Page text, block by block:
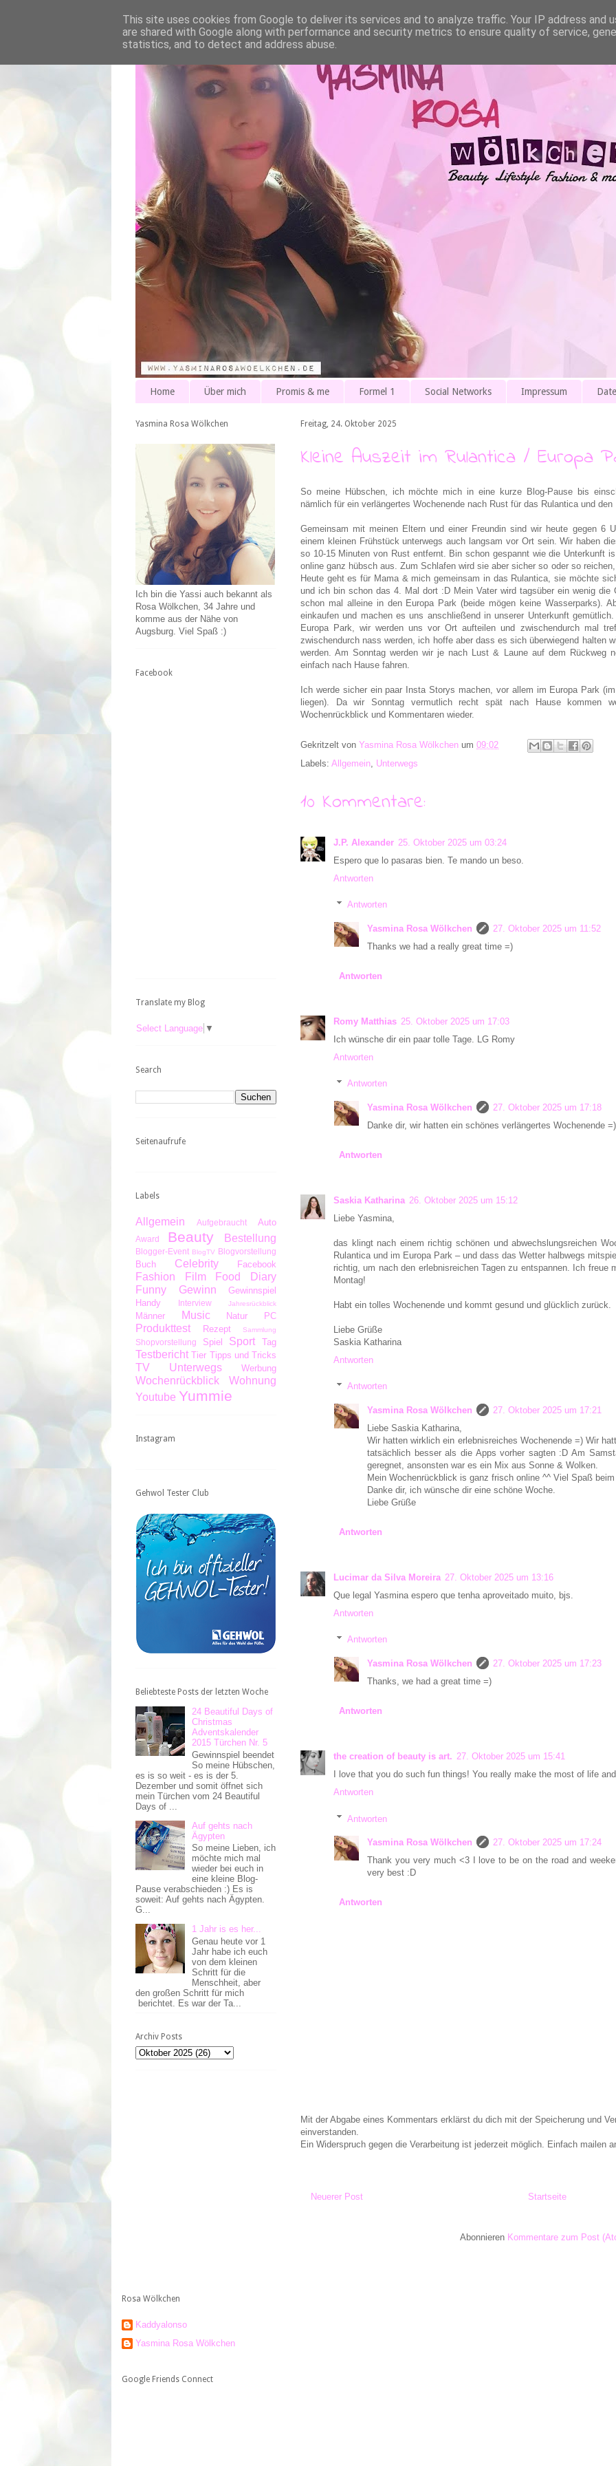
Home Über mich Promis & me Formel 1 Social Networks Impressum
Freitag, 24. Oktober 2025
Kleine Auszeit im Rulantica / Europa
So meine Hübschen, ich möchte mich in eine kurze Blog-Pause bis
nämlich für ein verlängertes Wochenende nach Rust für das Rulantica und den
Gemeinsam mit meinen Eltern und einer Freundin sind wir heute gegen 6
einem kleinen Frühstück unterwegs auch langsam vor Ort sein. Wir haben
so 10-15 Minuten von Rust entfernt. Bin schon gespannt wie die Unterkunft
online ganz hübsch aus. Zum Schlafen wird sie aber sicher so oder so
Heute geht es für Mama & mich gemeinsam in das Rulantica, sie möchte
und ich bin schon das 4. Mal dort :D Mein Vater wird tagsüber ein wenig die
schon mal alleine in den Europa Park (beide mögen keine Wasserparks).
einkaufen und machen es uns anschließend in unserer Unterkunft
Europa Park, wir werden uns vor Ort aufteilen und zwischendurch mal
zwischendurch nass werden, ich hoffe aber dass es sich überwiegend halten
werden. Am Sonntag werden wir je nach Lust & Laune auf dem Rückweg
einfach nach Hause fahren.
Ich werde sicher ein paar Insta Storys machen, vor allem im Europa Park
liegen). Da wir Sonntag vermutlich recht spät nach Hause kommen
Wochenrückblick und Kommentaren wieder.
Gekritzelt von Yasmina Rosa Wölkchen um 09:02
Labels: Allgemein Unterwegs
10 Kommentare:
J.P. Alexander 25. Oktober 2025 um 03:24
Espero que lo pasaras bien. Te mando un beso.
Antworten
Antworten
Yasmina Rosa Wölkchen
27. Oktober 2025 um 11:52
Thanks we had a really great time =)
Antworten
Romy Matthias 25. Oktober 2025 um 17:03
Ich wünsche dir ein paar tolle Tage. LG Romy
Antworten
Antworten
Yasmina Rosa Wölkchen
27. Oktober 2025 um 17:18
Danke dir, wir hatten ein schönes verlängertes Wochenende
Antworten
Saskia Katharina 26. Oktober 2025 um 15:12
Liebe Yasmina,
das klingt nach einem richtig schönen und abwechslungsreichen
Rulantica und im Europa Park – und dass das Wetter halbwegs
richtig, um nach den erlebnisreichen Tagen zu entspannen. Ich freue
Montag!
Habt ein tolles Wochenende und kommt gesund und glücklich zurück.
Liebe Grüße
Saskia Katharina
Antworten
Antworten
Yasmina Rosa Wölkchen
27. Oktober 2025 um 17:21
Liebe Saskia Katharina,
Wir hatten wirklich ein erlebnisreiches Wochenende =) Wir
tatsächlich besser als die Apps vorher sagten :D Am
geregnet, ansonsten war es ein Mix aus Sonne & Wolken.
Mein Wochenrückblick is ganz frisch online ^^ Viel Spaß
Danke dir, ich wünsche dir eine schöne Woche.
Liebe Grüße
Antworten
Lucimar da Silva Moreira 27. Oktober 2025 um 13:16
Que legal Yasmina espero que tenha aproveitado muito, bjs.
Antworten
Antworten
Yasmina Rosa Wölkchen
27. Oktober 2025 um 17:23
Thanks, we had a great time =)
Antworten
the creation of beauty is art. 27. Oktober 2025 um 15:41
I love that you do such fun things! You really make the most of life
Antworten
Antworten
Yasmina Rosa Wölkchen
27. Oktober 2025 um 17:24
Thank you very much <3 I love to be on the road and
very best :D
Antworten
Mit der Abgabe eines Kommentars erklärst du dich mit der Speicherung und
einverstanden.
Ein Widerspruch gegen die Verarbeitung ist jederzeit möglich. Einfach mailen
Neuerer Post Startseite
Abonnieren Kommentare zum Post
Yasmina Rosa Wölkchen
Ich bin die Yassi auch bekannt als
Rosa Wölkchen, 34 Jahre und
komme aus der Nähe von
Augsburg. Viel Spaß :)
Facebook
Translate my Blog
Select Language ▼
Search
Seitenaufrufe
Labels
Allgemein Aufgebraucht Auto
Award Beauty Bestellung
Blogger-Event BlogTV Blogvorstellung
Buch Celebrity Facebook
Fashion Film
Food Diary
Funny
Gewinn
Gewinnspiel
Handy
Interview Jahresrückblick
Männer Music Natur PC
Produkttest Rezept Sammlung
Shopvorstellung Spiel Sport Tag
Testbericht Tier Tipps und Tricks
TV Unterwegs Werbung
Wochenrückblick
Wohnung
Youtube Yummie
Instagram
Gehwol Tester Club
Beliebteste Posts der letzten Woche
24 Beautiful Days of
Christmas
Adventskalender
2015 Türchen Nr. 5
Gewinnspiel beendet
So meine Hübschen,
es is so weit - es is der 5.
Dezember und somit öffnet sich
mein Türchen vom 24 Beautiful
Days of ...
Auf gehts nach
Ägypten
So meine Lieben, ich
möchte mich mal
wieder bei euch in
eine kleine Blog-
Pause verabschieden :) Es is
soweit: Auf gehts nach Ägypten.
G...
1 Jahr is es her...
Genau heute vor 1
Jahr habe ich euch
von dem kleinen
Schritt für die
Menschheit, aber
den großen Schritt für mich
berichtet. Es war der Ta...
Archiv Posts
Rosa Wölkchen
Kaddyalonso
Yasmina Rosa Wölkchen
Google Friends Connect
This site uses cookies from Google to deliver its services and to analyze traffic. Your IP address and
are shared with Google along with performance and security metrics to ensure quality of service,
statistics, and to detect and address abuse.